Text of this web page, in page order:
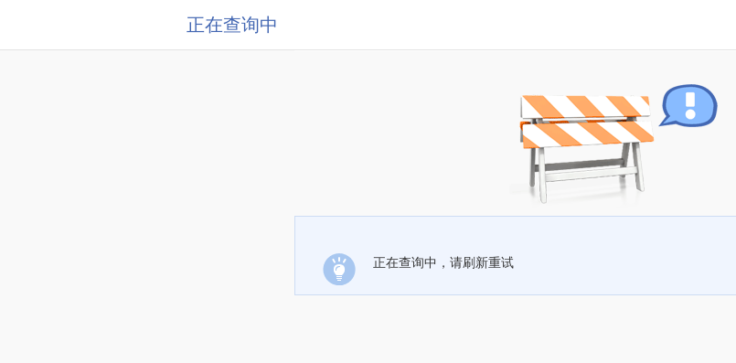
正在查询中
正在查询中，请刷新重试